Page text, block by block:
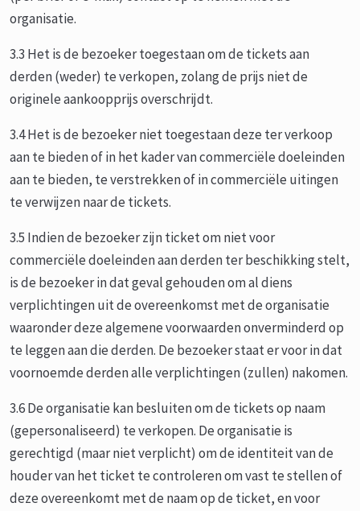
organisatie.
3.3 Het is de bezoeker toegestaan om de tickets aan
derden (weder) te verkopen, zolang de prijs niet de
originele aankoopprijs overschrijdt.
3.4 Het is de bezoeker niet toegestaan deze ter verkoop
aan te bieden of in het kader van commerciële doeleinden
aan te bieden, te verstrekken of in commerciële uitingen
te verwijzen naar de tickets.
3.5 Indien de bezoeker zijn ticket om niet voor
commerciële doeleinden aan derden ter beschikking stelt,
is de bezoeker in dat geval gehouden om al diens
verplichtingen uit de overeenkomst met de organisatie
waaronder deze algemene voorwaarden onverminderd op
te leggen aan die derden. De bezoeker staat er voor in dat
voornoemde derden alle verplichtingen (zullen) nakomen.
3.6 De organisatie kan besluiten om de tickets op naam
(gepersonaliseerd) te verkopen. De organisatie is
gerechtigd (maar niet verplicht) om de identiteit van de
houder van het ticket te controleren om vast te stellen of
deze overeenkomt met de naam op de ticket, en voor